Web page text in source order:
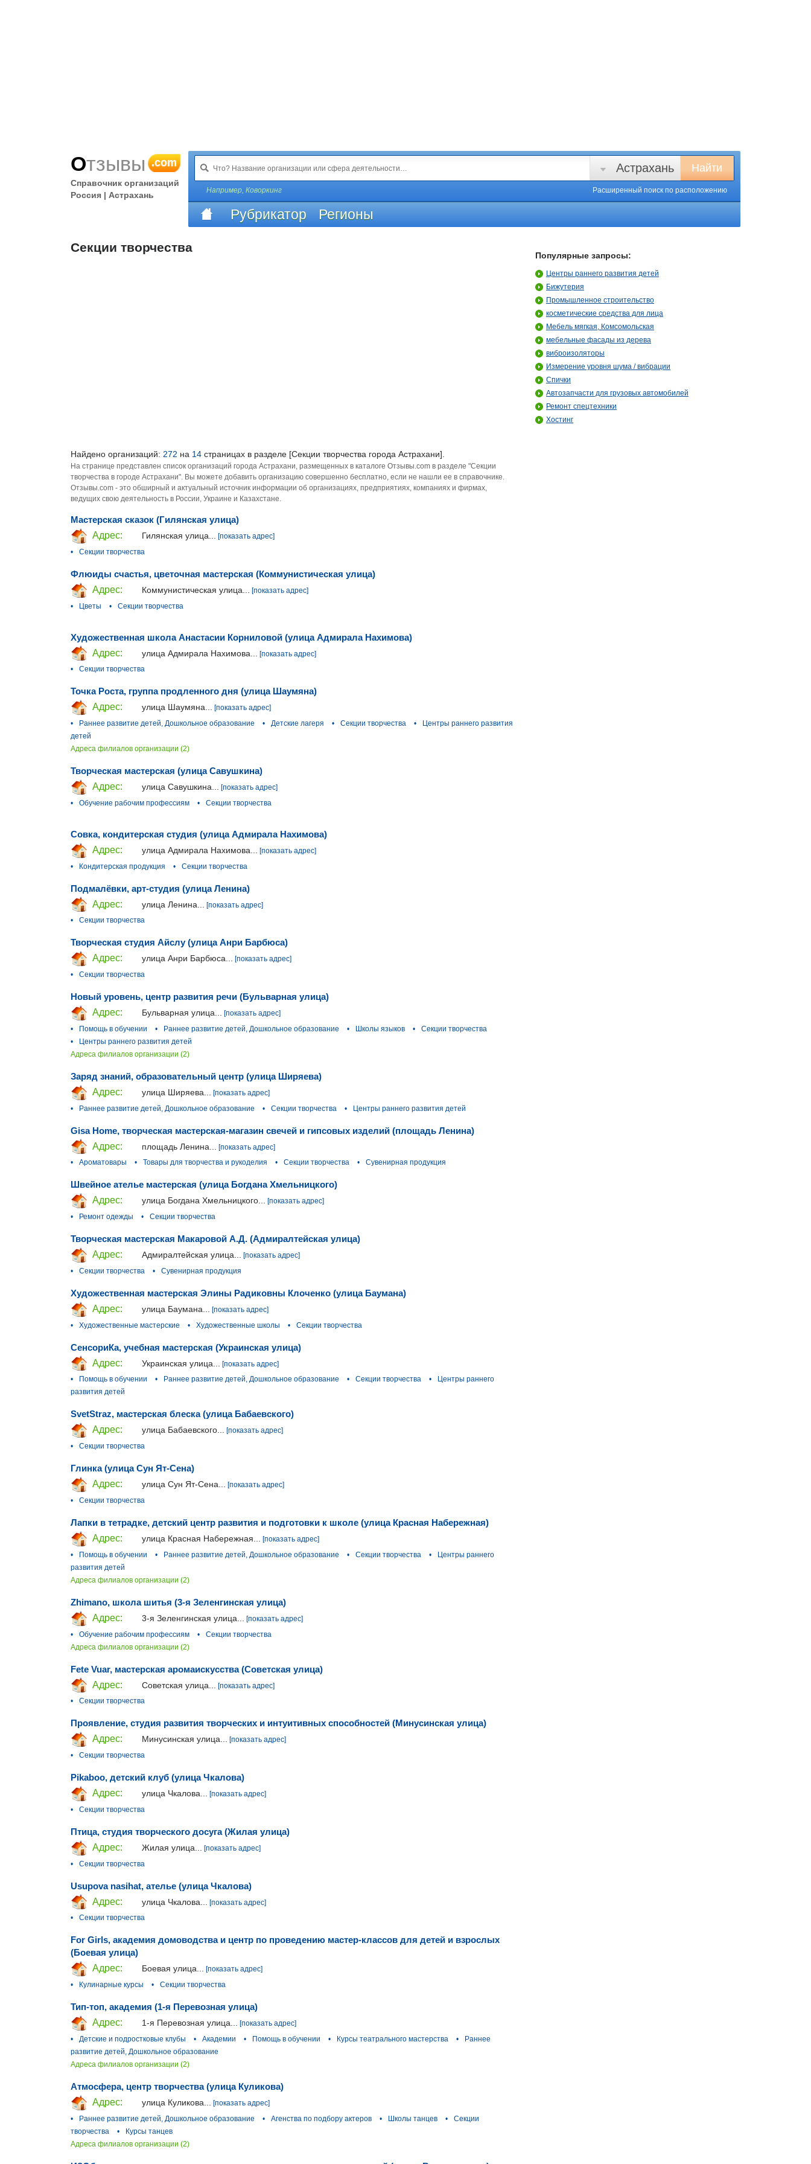
Отзывы .com
Справочник организаций
Россия | Астрахань
Найти
Астрахань
Например, Коворкинг Расширенный поиск по расположению
Рубрикатор Регионы
Секции творчества
Найдено организаций: 272 на 14 страницах в разделе [Секции творчества города Астрахани].
На странице представлен список организаций города Астрахани, размещенных в каталоге Отзывы.com в разделе "Секции
творчества в городе Астрахани". Вы можете добавить организацию совершенно бесплатно, если не нашли ее в справочнике.
Отзывы.com - это обширный и актуальный источник информации об организациях, предприятиях, компаниях и фирмах,
ведущих свою деятельность в России, Украине и Казахстане.
Мастерская сказок (Гилянская улица)
Адрес:
Гилянская улица...
[показать адрес]
•
Секции творчества
Флюиды счастья, цветочная мастерская (Коммунистическая улица)
Адрес:
Коммунистическая улица...
[показать адрес]
•
Цветы • Секции творчества
Художественная школа Анастасии Корниловой (улица Адмирала Нахимова)
Адрес:
улица Адмирала Нахимова...
[показать адрес]
•
Секции творчества
Точка Роста, группа продленного дня (улица Шаумяна)
Адрес:
улица Шаумяна... [показать адрес]
•
Раннее развитие детей, Дошкольное образование • Детские лагеря • Секции творчества •
Центры раннего развития
детей
Адреса филиалов организации (2)
Творческая мастерская (улица Савушкина)
Адрес:
улица Савушкина...
[показать адрес]
•
Обучение рабочим профессиям • Секции творчества
Совка, кондитерская студия (улица Адмирала Нахимова)
Адрес:
улица Адмирала Нахимова...
[показать адрес]
•
Кондитерская продукция • Секции творчества
Подмалёвки, арт-студия (улица Ленина)
Адрес:
улица Ленина...
[показать адрес]
•
Секции творчества
Творческая студия Айслу (улица Анри Барбюса)
Адрес:
улица Анри Барбюса... [показать адрес]
•
Секции творчества
Новый уровень, центр развития речи (Бульварная улица)
Адрес:
Бульварная улица...
[показать адрес]
•
Помощь в обучении • Раннее развитие детей, Дошкольное образование • Школы языков •
Секции творчества
•
Центры раннего развития детей
Адреса филиалов организации (2)
Заряд знаний, образовательный центр (улица Ширяева)
Адрес:
улица Ширяева...
[показать адрес]
•
Раннее развитие детей, Дошкольное образование • Секции творчества • Центры раннего развития детей
Gisa Home, творческая мастерская-магазин свечей и гипсовых изделий (площадь Ленина)
Адрес:
площадь Ленина...
[показать адрес]
•
Ароматовары • Товары для творчества и рукоделия • Секции творчества • Сувенирная продукция
Швейное ателье мастерская (улица Богдана Хмельницкого)
Адрес:
улица Богдана Хмельницкого... [показать адрес]
•
Ремонт одежды • Секции творчества
Творческая мастерская Макаровой А.Д. (Адмиралтейская улица)
Адрес:
Адмиралтейская улица...
[показать адрес]
•
Секции творчества • Сувенирная продукция
Художественная мастерская Элины Радиковны Клоченко (улица Баумана)
Адрес:
улица Баумана...
[показать адрес]
•
Художественные мастерские • Художественные школы • Секции творчества
СенсориКа, учебная мастерская (Украинская улица)
Адрес:
Украинская улица...
[показать адрес]
•
Помощь в обучении • Раннее развитие детей, Дошкольное образование • Секции творчества •
Центры раннего
развития детей
SvetStraz, мастерская блеска (улица Бабаевского)
Адрес:
улица Бабаевского... [показать адрес]
•
Секции творчества
Глинка (улица Сун Ят-Сена)
Адрес:
улица Сун Ят-Сена... [показать адрес]
•
Секции творчества
Лапки в тетрадке, детский центр развития и подготовки к школе (улица Красная Набережная)
Адрес:
улица Красная Набережная...
[показать адрес]
•
Помощь в обучении • Раннее развитие детей, Дошкольное образование • Секции творчества •
Центры раннего
развития детей
Адреса филиалов организации (2)
Zhimano, школа шитья (3-я Зеленгинская улица)
Адрес:
3-я Зеленгинская улица...
[показать адрес]
•
Обучение рабочим профессиям •
Секции творчества
Адреса филиалов организации (2)
Fete Vuar, мастерская аромаискусства (Советская улица)
Адрес:
Советская улица...
[показать адрес]
•
Секции творчества
Проявление, студия развития творческих и интуитивных способностей (Минусинская улица)
Адрес:
Минусинская улица... [показать адрес]
•
Секции творчества
Pikaboo, детский клуб (улица Чкалова)
Адрес:
улица Чкалова...
[показать адрес]
•
Секции творчества
Птица, студия творческого досуга (Жилая улица)
Адрес:
Жилая улица...
[показать адрес]
•
Секции творчества
Usupova nasihat, ателье (улица Чкалова)
Адрес:
улица Чкалова...
[показать адрес]
•
Секции творчества
For Girls, академия домоводства и центр по проведению мастер-классов для детей и взрослых
(Боевая улица)
Адрес:
Боевая улица... [показать адрес]
•
Кулинарные курсы • Секции творчества
Тип-топ, академия (1-я Перевозная улица)
Адрес:
1-я Перевозная улица...
[показать адрес]
•
Детские и подростковые клубы • Академии • Помощь в обучении • Курсы театрального мастерства •
Раннее
развитие детей, Дошкольное образование
Адреса филиалов организации (2)
Атмосфера, центр творчества (улица Куликова)
Адрес:
улица Куликова...
[показать адрес]
•
Раннее развитие детей, Дошкольное образование • Агенства по подбору актеров • Школы танцев •
Секции
творчества
•
Курсы танцев
Адреса филиалов организации (2)
Популярные запросы:
Центры раннего развития детей
Бижутерия
Промышленное строительство
косметические средства для лица
Мебель мягкая, Комсомольская
мебельные фасады из дерева
виброизоляторы
Измерение уровня шума / вибрации
Спички
Автозапчасти для грузовых автомобилей
Ремонт спецтехники
Хостинг